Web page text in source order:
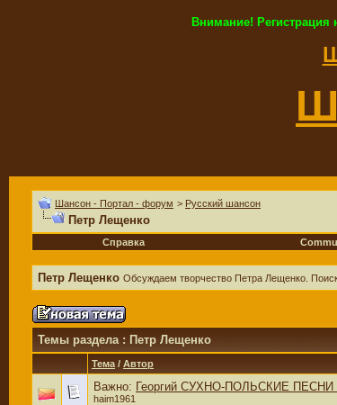
Внимание!
Шансон - Портал - форум > Русский шансон
Петр Лещенко
Справка
Петр Лещенко Обсуждаем творчество Петра Лещенко.
Темы раздела: Петр Лещенко
Тема / Автор
Важно: Георгий СУХНО-ПОЛЬСКИЕ
haim1961